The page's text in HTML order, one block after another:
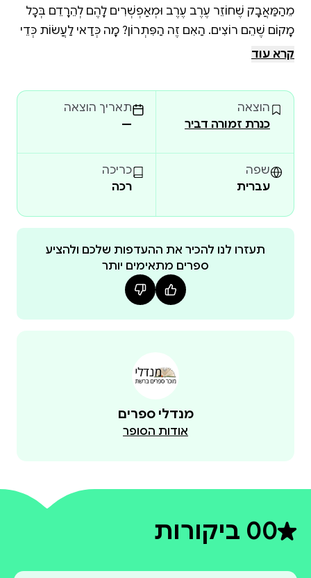
מֵהַמַּאֲבָק שֶׁחוֹזֵר עֶרֶב עֶרֶב וּמְאַפְשְׁרִים לָהֶם לְהֵרָדֵם בְּכָל
מָקוֹם שֶׁהֵם רוֹצִים. הַאִם זֶה הַפִּתְרוֹן? מָה כְּדַאי לַעֲשׂוֹת כְּדֵי
שֶׁתַּהֲלִיךְ הַהֵרָדְמוּת שֶׁל הַיְּלָדִים יִהְיֶה רָגוּעַ וְנָעִים, וְהַפְּרֵדָה
שֶׁהֵם זְקוּקִים לָהּ וְלַהוֹרִים אֶת הַשֶּׁקֶט הַנִּכְסָף. מִיכַל דָּלִיּוֹת
הִיא יוֹעֶצֶת מִשְׁפַּחְתִּית, מַנְחַת הַתָּכְנִית סוּפֶּרְנָנִי,
קרא עוד
הוצאה
כנרת זמורה דביר
תאריך הוצאה
—
שפה
עברית
כריכה
רכה
תעזרו לנו להכיר את ההעדפות שלכם ולהציע
ספרים מתאימים יותר
מנדלי ספרים
אודות הסופר
0דירוג ממוצע 0 מתוך 5
0 ביקורות